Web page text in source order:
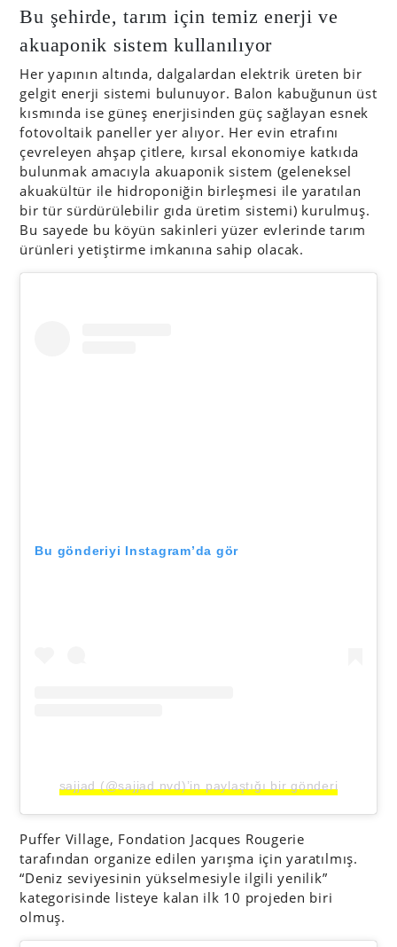
Bu şehirde, tarım için temiz enerji ve
akuaponik sistem kullanılıyor
Her yapının altında, dalgalardan elektrik üreten bir
gelgit enerji sistemi bulunuyor. Balon kabuğunun üst
kısmında ise güneş enerjisinden güç sağlayan esnek
fotovoltaik paneller yer alıyor. Her evin etrafını
çevreleyen ahşap çitlere, kırsal ekonomiye katkıda
bulunmak amacıyla akuaponik sistem (geleneksel
akuakültür ile hidroponiğin birleşmesi ile yaratılan
bir tür sürdürülebilir gıda üretim sistemi) kurulmuş.
Bu sayede bu köyün sakinleri yüzer evlerinde tarım
ürünleri yetiştirme imkanına sahip olacak.
Bu gönderiyi Instagram’da gör
sajjad (@sajjad.nvd)’in paylaştığı bir gönderi
Puffer Village, Fondation Jacques Rougerie
tarafından organize edilen yarışma için yaratılmış.
“Deniz seviyesinin yükselmesiyle ilgili yenilik”
kategorisinde listeye kalan ilk 10 projeden biri
olmuş.